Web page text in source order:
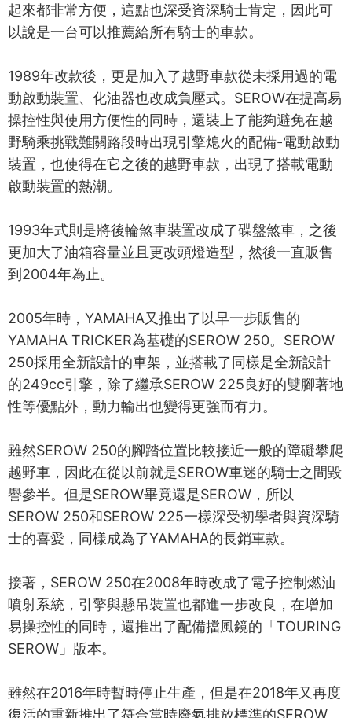
起來都非常方便，這點也深受資深騎士肯定，因此可
以說是一台可以推薦給所有騎士的車款。
1989年改款後，更是加入了越野車款從未採用過的電
動啟動裝置、化油器也改成負壓式。SEROW在提高易
操控性與使用方便性的同時，還裝上了能夠避免在越
野騎乘挑戰難關路段時出現引擎熄火的配備-電動啟動
裝置，也使得在它之後的越野車款，出現了搭載電動
啟動裝置的熱潮。
1993年式則是將後輪煞車裝置改成了碟盤煞車，之後
更加大了油箱容量並且更改頭燈造型，然後一直販售
到2004年為止。
2005年時，YAMAHA又推出了以早一步販售的
YAMAHA TRICKER為基礎的SEROW 250。SEROW
250採用全新設計的車架，並搭載了同樣是全新設計
的249cc引擎，除了繼承SEROW 225良好的雙腳著地
性等優點外，動力輸出也變得更強而有力。
雖然SEROW 250的腳踏位置比較接近一般的障礙攀爬
越野車，因此在從以前就是SEROW車迷的騎士之間毀
譽參半。但是SEROW畢竟還是SEROW，所以
SEROW 250和SEROW 225一樣深受初學者與資深騎
士的喜愛，同樣成為了YAMAHA的長銷車款。
接著，SEROW 250在2008年時改成了電子控制燃油
噴射系統，引擎與懸吊裝置也都進一步改良，在增加
易操控性的同時，還推出了配備擋風鏡的「TOURING
SEROW」版本。
雖然在2016年時暫時停止生產，但是在2018年又再度
復活的重新推出了符合當時廢氣排放標準的SEROW